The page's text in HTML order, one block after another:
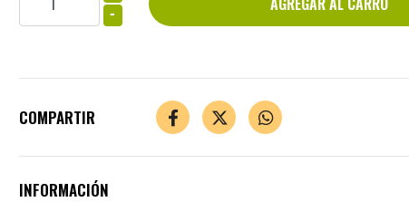
-
COMPARTIR
INFORMACIÓN